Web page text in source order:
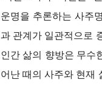
운명을 추론하는 사주
과 관계가 일관적으로
인간 삶의 향방은 무수
어난 때의 사주와 현재